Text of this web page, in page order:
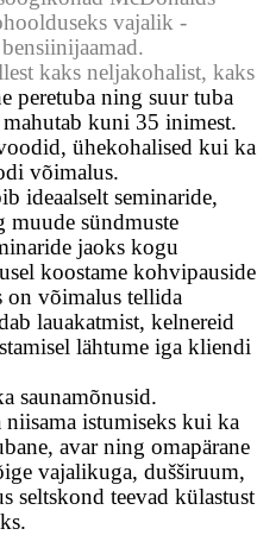
vajalik -
kaks neljakohalist, kaks
peretuba ning suur tuba
kuni 35 inimest.
ühekohalised kui ka
võimalus.
ideaalselt seminaride,
muude sündmuste
jaoks kogu
koostame kohvipauside
on võimalus tellida
lauakatmist, kelnereid
lähtume iga kliendi
saunamõnusid.
niisama istumiseks kui ka
avar ning omapärane
vajalikuga, dušširuum,
seltskond teevad külastust